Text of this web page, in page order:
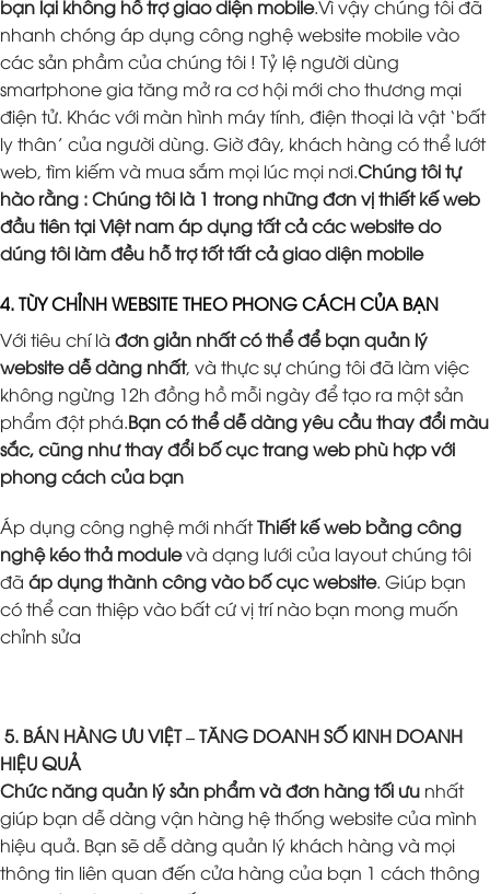
bạn lại không hỗ trợ giao diện mobile.Vì vậy chúng tôi đã
nhanh chóng áp dụng công nghệ website mobile vào
các sản phầm của chúng tôi ! Tỷ lệ người dùng
smartphone gia tăng mở ra cơ hội mới cho thương mại
điện tử. Khác với màn hình máy tính, điện thoại là vật ‘bất
ly thân’ của người dùng. Giờ đây, khách hàng có thể lướt
web, tìm kiếm và mua sắm mọi lúc mọi nơi.Chúng tôi tự
hào rằng : Chúng tôi là 1 trong những đơn vị thiết kế web
đầu tiên tại Việt nam áp dụng tất cả các website do
dúng tôi làm đều hỗ trợ tốt tất cả giao diện mobile
4. TÙY CHỈNH WEBSITE THEO PHONG CÁCH CỦA BẠN
Với tiêu chí là đơn giản nhất có thể để bạn quản lý
website dễ dàng nhất, và thực sự chúng tôi đã làm việc
không ngừng 12h đồng hồ mỗi ngày để tạo ra một sản
phẩm đột phá.Bạn có thể dễ dàng yêu cầu thay đổi màu
sắc, cũng như thay đổi bố cục trang web phù hợp với
phong cách của bạn
Áp dụng công nghệ mới nhấtThiết kế web bằng công
nghệ kéo thả modulevà dạng lưới của layout chúng tôi
đã áp dụng thành công vào bố cục website. Giúp bạn
có thể can thiệp vào bất cứ vị trí nào bạn mong muốn
chỉnh sửa
5. BÁN HÀNG ƯU VIỆT – TĂNG DOANH SỐ KINH DOANH
HIỆU QUẢ
Chức năng quản lý sản phẩm và đơn hàng tối ưu nhất
giúp bạn dễ dàng vận hàng hệ thống website của mình
hiệu quả. Bạn sẽ dễ dàng quản lý khách hàng và mọi
thông tin liên quan đến cửa hàng của bạn 1 cách thông